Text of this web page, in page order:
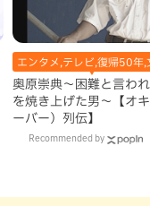
エンタメ,テレビ,復帰50年,
奥原崇典～困難と言わ
を焼き上げた男～【オ
ーバー）列伝】
Recommended by